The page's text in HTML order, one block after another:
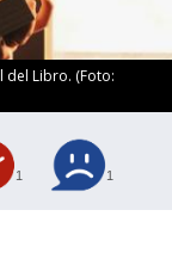
del Libro. (Foto:
1 1